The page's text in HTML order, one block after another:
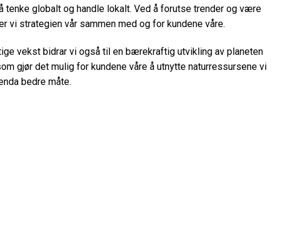
tenke globalt og handle lokalt. Ved å forutse trender og være
vi strategien vår sammen med og for kundene våre.
vekst bidrar vi også til en bærekraftig utvikling av planeten
gjør det mulig for kundene våre å utnytte naturressursene vi
bedre måte.